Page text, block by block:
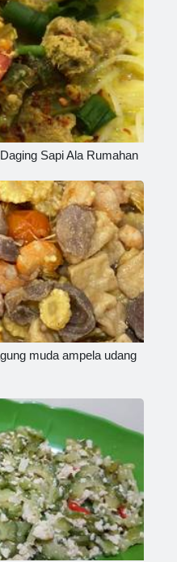
Sapi Ala Rumahan
muda ampela udang